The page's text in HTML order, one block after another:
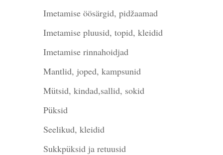
Imetamise öösärgid, pidžaamad
Imetamise pluusid, topid, kleidid
Imetamise rinnahoidjad
Mantlid, joped, kampsunid
Mütsid, kindad,sallid, sokid
Püksid
Seelikud, kleidid
Sukkpüksid ja retuusid